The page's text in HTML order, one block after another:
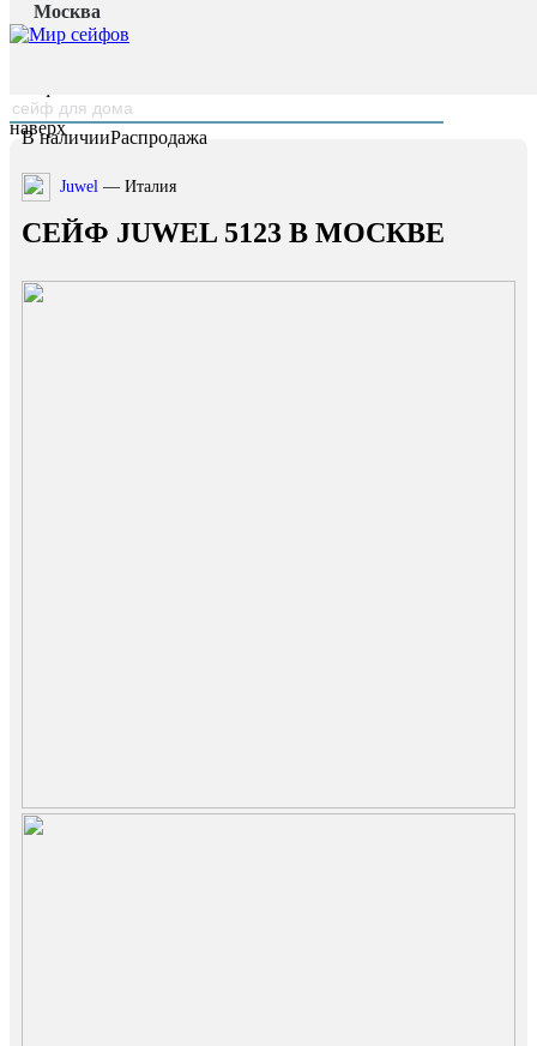
Москва
Главная страница
наверх
В наличииРаспродажа
Juwel — Италия
СЕЙФ JUWEL 5123 В МОСКВЕ